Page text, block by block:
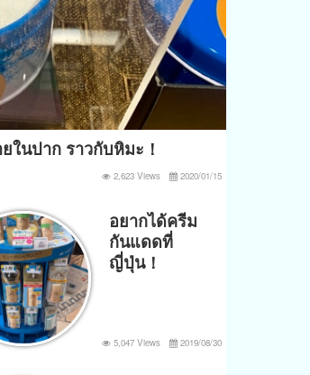
ในปาก ราวกับหิมะ！
2,623 Views 2020/01/15
อยากได้ครีม
กันแดดที่
ญี่ปุ่น！
5,047 Views 2019/08/30